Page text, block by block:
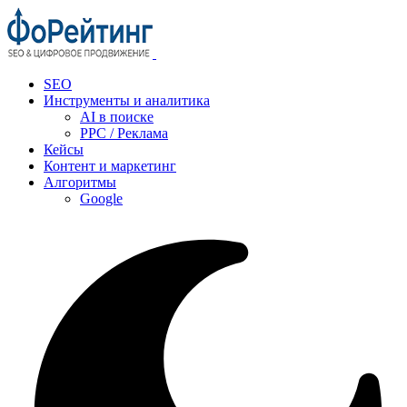
SEO
Инструменты и аналитика
AI в поиске
PPC / Реклама
Кейсы
Контент и маркетинг
Алгоритмы
Google